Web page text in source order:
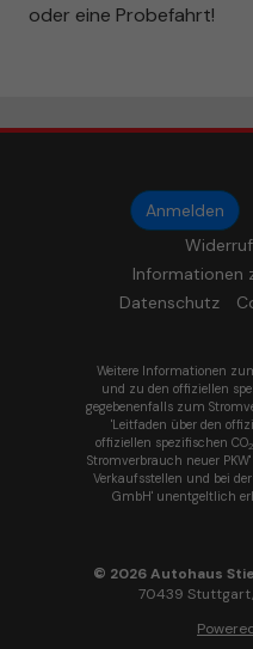
oder eine Probefahrt!
Anmelden
Informationen
Datenschutz
Weitere Informationen
und zu den offiziellen
gegebenenfalls zum
'Leitfaden über den
offiziellen spezifischen CO2
Stromverbrauch neuer
Verkaufsstellen und bei
GmbH' unentgeltlich
© 2026Autohaus
70439 Stuttgart,